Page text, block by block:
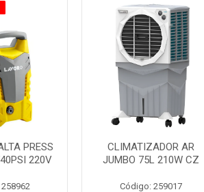
PRESS
220V
CLIMATIZADOR AR
JUMBO 75L 210W CZ
Código: 259017